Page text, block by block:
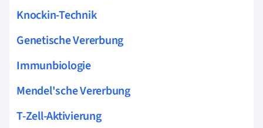
Knockin-Technik
Genetische Vererbung
Immunbiologie
Mendel'sche Vererbung
T-Zell-Aktivierung